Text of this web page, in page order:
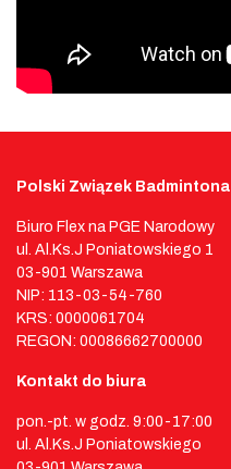
Polski Związek Badmintona
Biuro Flex na PGE Narodowy
ul. Al.Ks.J Poniatowskiego 1
03-901 Warszawa
NIP: 113-03-54-760
KRS: 0000061704
REGON: 00086662700000
Kontakt do biura
pon.-pt. w godz. 9:00-17:00
ul. Al.Ks.J Poniatowskiego